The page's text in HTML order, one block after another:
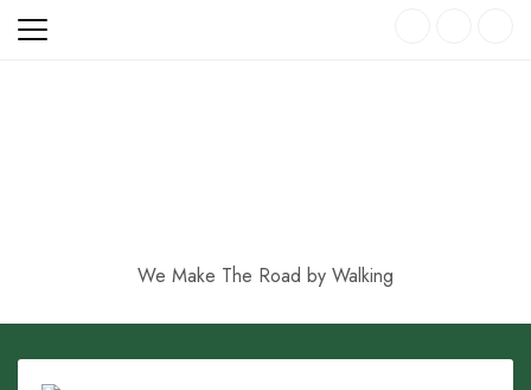
Skip
We Make The Road by Walking